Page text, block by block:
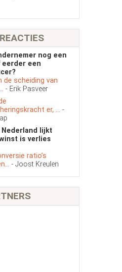
nog een
een
de scheiding van
- Erik Pasveer
er, ... -
lijkt
is verlies
ratio’s
- Joost Kreulen